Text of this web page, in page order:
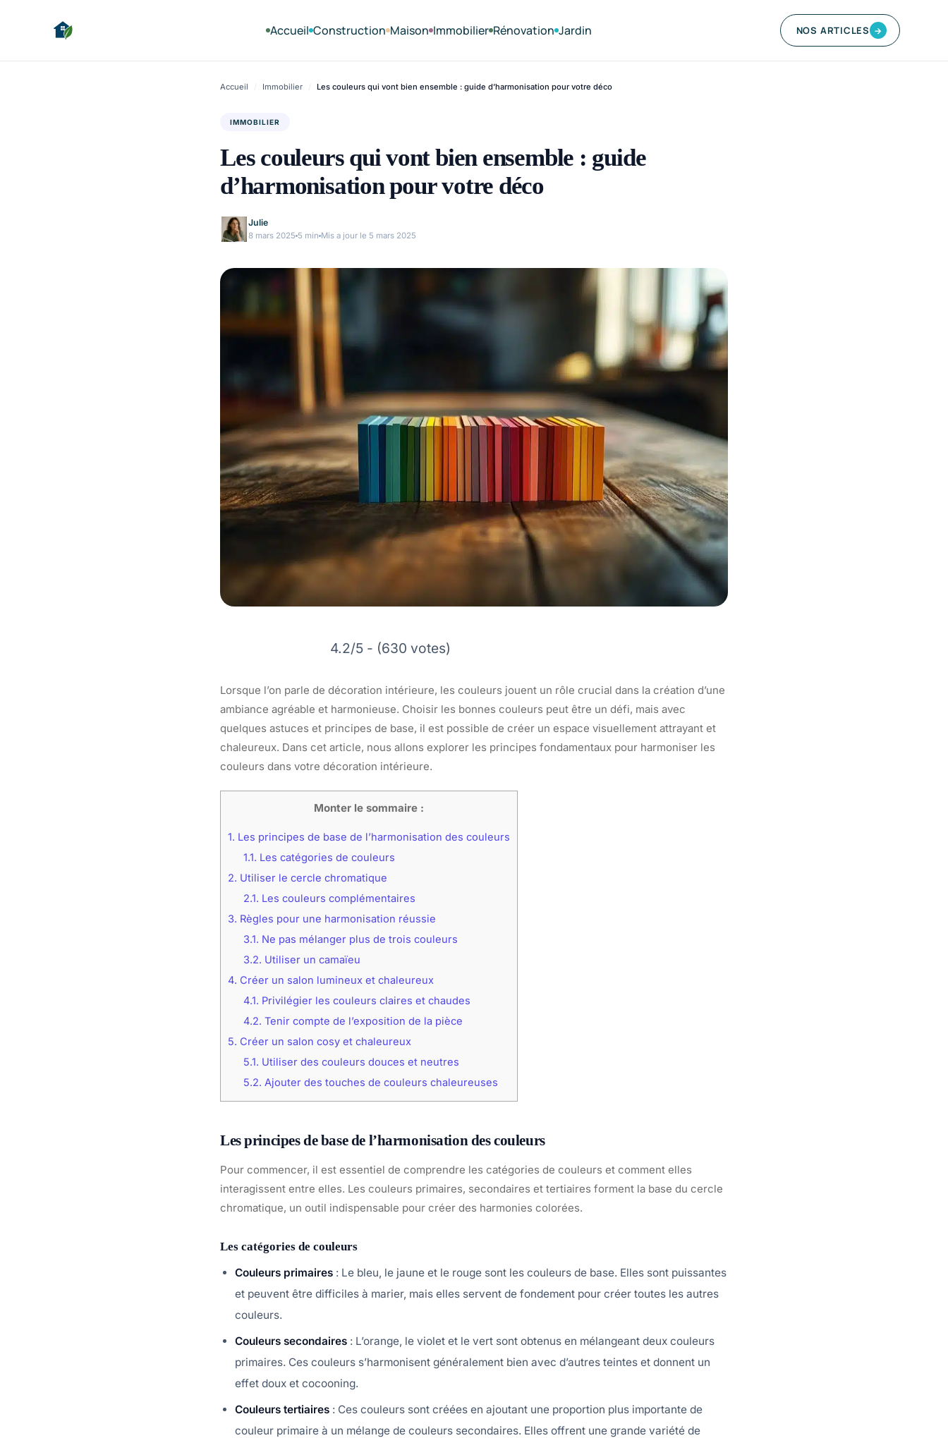
Accueil Construction Maison Immobilier Rénovation Jardin NOS ARTICLES →
Accueil / Immobilier / Les couleurs qui vont bien ensemble : guide d’harmonisation pour votre déco
IMMOBILIER
Les couleurs qui vont bien ensemble : guide
d’harmonisation pour votre déco
Julie
8 mars 2025 5 min Mis a jour le 5 mars 2025
4.2/5 - (630 votes)
Lorsque l’on parle de décoration intérieure, les couleurs jouent un rôle crucial dans la création d’une
ambiance agréable et harmonieuse. Choisir les bonnes couleurs peut être un défi, mais avec
quelques astuces et principes de base, il est possible de créer un espace visuellement attrayant et
chaleureux. Dans cet article, nous allons explorer les principes fondamentaux pour harmoniser les
couleurs dans votre décoration intérieure.
Monter le sommaire :
1. Les principes de base de l’harmonisation des couleurs
1.1. Les catégories de couleurs
2. Utiliser le cercle chromatique
2.1. Les couleurs complémentaires
3. Règles pour une harmonisation réussie
3.1. Ne pas mélanger plus de trois couleurs
3.2. Utiliser un camaïeu
4. Créer un salon lumineux et chaleureux
4.1. Privilégier les couleurs claires et chaudes
4.2. Tenir compte de l’exposition de la pièce
5. Créer un salon cosy et chaleureux
5.1. Utiliser des couleurs douces et neutres
5.2. Ajouter des touches de couleurs chaleureuses
Les principes de base de l’harmonisation des couleurs
Pour commencer, il est essentiel de comprendre les catégories de couleurs et comment elles
interagissent entre elles. Les couleurs primaires, secondaires et tertiaires forment la base du cercle
chromatique, un outil indispensable pour créer des harmonies colorées.
Les catégories de couleurs
Couleurs primaires : Le bleu, le jaune et le rouge sont les couleurs de base. Elles sont puissantes
et peuvent être difficiles à marier, mais elles servent de fondement pour créer toutes les autres
couleurs.
Couleurs secondaires : L’orange, le violet et le vert sont obtenus en mélangeant deux couleurs
primaires. Ces couleurs s’harmonisent généralement bien avec d’autres teintes et donnent un
effet doux et cocooning.
Couleurs tertiaires : Ces couleurs sont créées en ajoutant une proportion plus importante de
couleur primaire à un mélange de couleurs secondaires. Elles offrent une grande variété de